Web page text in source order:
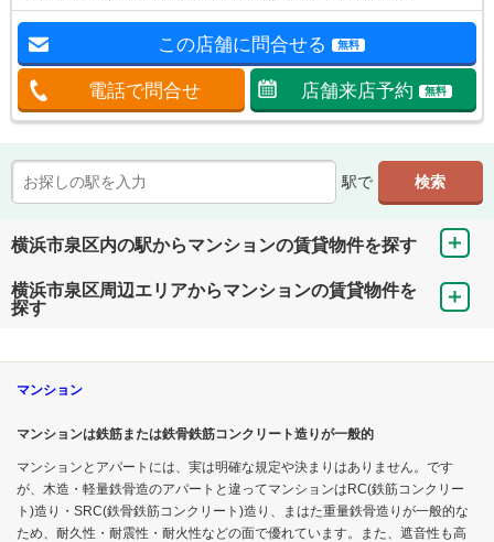
この店舗に問合せる 無料
電話で問合せ 店舗来店予約 無料
駅で
横浜市泉区内の駅からマンションの賃貸物件を探す
横浜市泉区周辺エリアからマンションの賃貸物件を
探す
マンション
マンションは鉄筋または鉄骨鉄筋コンクリート造りが一般的
マンションとアパートには、実は明確な規定や決まりはありません。です
が、木造・軽量鉄骨造のアパートと違ってマンションはRC(鉄筋コンクリー
ト)造り・SRC(鉄骨鉄筋コンクリート)造り、まはた重量鉄骨造りが一般的な
ため、耐久性・耐震性・耐火性などの面で優れています。また、遮音性も高